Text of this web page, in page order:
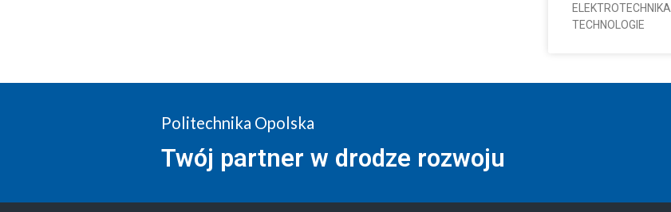
ELEKTROTECHNIKA I
TECHNOLOGIE
Politechnika Opolska
Twój partner w drodze rozwoju